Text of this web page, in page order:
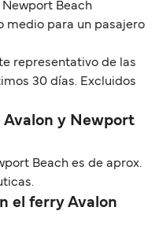
Beach
medio para un pasajero
representativo de las
30 días. Excluidos
Avalon y Newport
Beach es de aprox.
el ferry Avalon